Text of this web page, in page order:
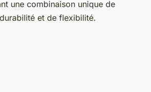
une combinaison unique de
et de flexibilité.